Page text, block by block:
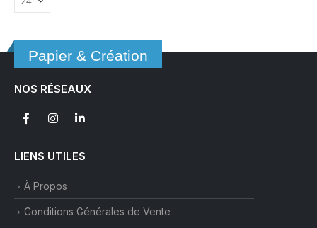
Papier & Création
NOS RÉSEAUX
LIENS UTILES
À Propos
Conditions Générales de Vente